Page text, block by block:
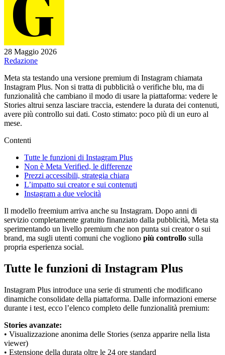
28 Maggio 2026
Redazione
Meta sta testando una versione premium di Instagram chiamata
Instagram Plus. Non si tratta di pubblicità o verifiche blu, ma di
funzionalità che cambiano il modo di usare la piattaforma: vedere le
Stories altrui senza lasciare traccia, estendere la durata dei contenuti,
avere più controllo sui dati. Costo stimato: poco più di un euro al
mese.
Contenti
Tutte le funzioni di Instagram Plus
Non è Meta Verified, le differenze
Prezzi accessibili, strategia chiara
L’impatto sui creator e sui contenuti
Instagram a due velocità
Il modello freemium arriva anche su Instagram. Dopo anni di
servizio completamente gratuito finanziato dalla pubblicità, Meta sta
sperimentando un livello premium che non punta sui creator o sui
brand, ma sugli utenti comuni che vogliono più controllo sulla
propria esperienza social.
Tutte le funzioni di Instagram Plus
Instagram Plus introduce una serie di strumenti che modificano
dinamiche consolidate della piattaforma. Dalle informazioni emerse
durante i test, ecco l’elenco completo delle funzionalità premium:
Stories avanzate:
• Visualizzazione anonima delle Stories (senza apparire nella lista
viewer)
• Estensione della durata oltre le 24 ore standard